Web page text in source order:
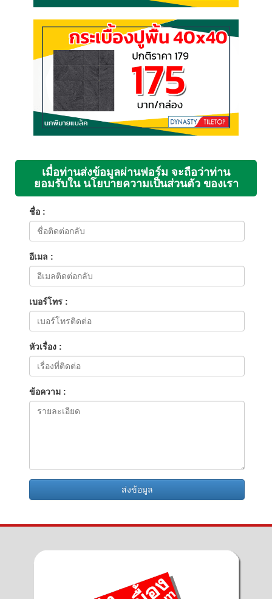
เมื่อท่านส่งข้อมูลผ่านฟอร์ม จะถือว่าท่าน
ยอมรับใน นโยบายความเป็นส่วนตัว ของเรา
ชื่อ :
อีเมล :
เบอร์โทร :
หัวเรื่อง :
ข้อความ :
ส่งข้อมูล